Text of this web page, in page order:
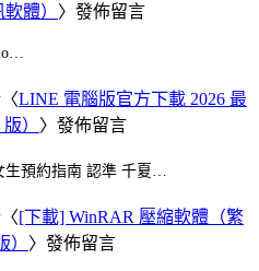
體） 〉發佈留言
LINE 電腦版官方下載 2026 最
） 〉發佈留言
生預約指南 認準 千夏…
[下載] WinRAR 壓縮軟體（繁
〉發佈留言